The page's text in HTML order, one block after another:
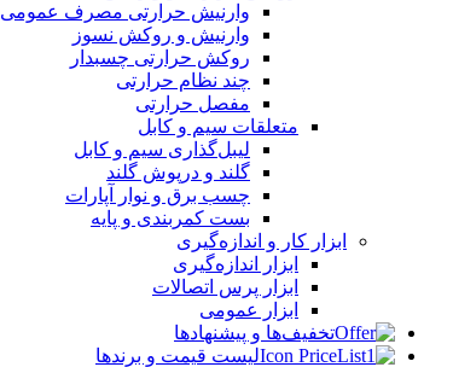
وارنیش حرارتی مصرف عمومی
وارنیش و روکش نسوز
روکش حرارتی چسبدار
چند نظام حرارتی
مفصل حرارتی
متعلقات سیم و کابل
لیبل‌گذاری سیم و کابل
گلند و درپوش گلند
چسب برق و نوار آپارات
بست کمربندی و پایه
ابزار کار و اندازه‌گیری
ابزار اندازه‌گیری
ابزار پرس اتصالات
ابزار عمومی
تخفیف‌ها و پیشنهادها
لیست قیمت و برندها